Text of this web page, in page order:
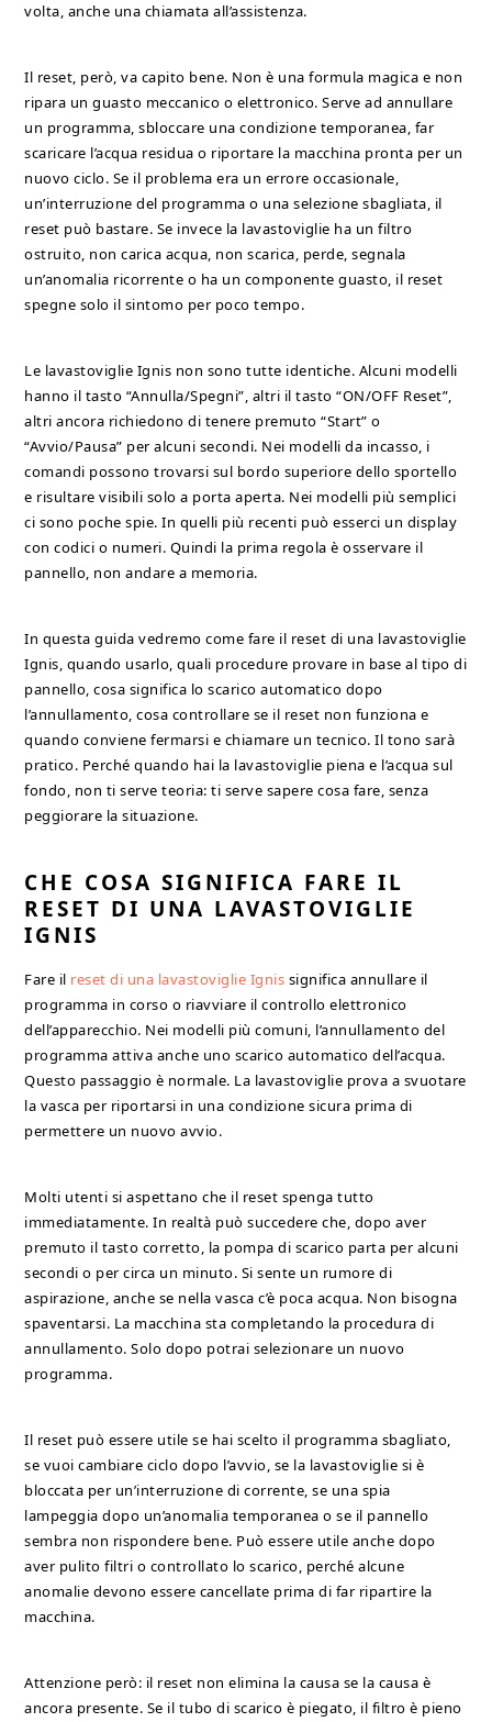
volta, anche una chiamata all’assistenza.
Il reset, però, va capito bene. Non è una formula magica e non
ripara un guasto meccanico o elettronico. Serve ad annullare
un programma, sbloccare una condizione temporanea, far
scaricare l’acqua residua o riportare la macchina pronta per un
nuovo ciclo. Se il problema era un errore occasionale,
un’interruzione del programma o una selezione sbagliata, il
reset può bastare. Se invece la lavastoviglie ha un filtro
ostruito, non carica acqua, non scarica, perde, segnala
un’anomalia ricorrente o ha un componente guasto, il reset
spegne solo il sintomo per poco tempo.
Le lavastoviglie Ignis non sono tutte identiche. Alcuni modelli
hanno il tasto “Annulla/Spegni”, altri il tasto “ON/OFF Reset”,
altri ancora richiedono di tenere premuto “Start” o
“Avvio/Pausa” per alcuni secondi. Nei modelli da incasso, i
comandi possono trovarsi sul bordo superiore dello sportello
e risultare visibili solo a porta aperta. Nei modelli più semplici
ci sono poche spie. In quelli più recenti può esserci un display
con codici o numeri. Quindi la prima regola è osservare il
pannello, non andare a memoria.
In questa guida vedremo come fare il reset di una lavastoviglie
Ignis, quando usarlo, quali procedure provare in base al tipo di
pannello, cosa significa lo scarico automatico dopo
l’annullamento, cosa controllare se il reset non funziona e
quando conviene fermarsi e chiamare un tecnico. Il tono sarà
pratico. Perché quando hai la lavastoviglie piena e l’acqua sul
fondo, non ti serve teoria: ti serve sapere cosa fare, senza
peggiorare la situazione.
CHE COSA SIGNIFICA FARE IL
RESET DI UNA LAVASTOVIGLIE
IGNIS
Fare il reset di una lavastoviglie Ignis significa annullare il
programma in corso o riavviare il controllo elettronico
dell’apparecchio. Nei modelli più comuni, l’annullamento del
programma attiva anche uno scarico automatico dell’acqua.
Questo passaggio è normale. La lavastoviglie prova a svuotare
la vasca per riportarsi in una condizione sicura prima di
permettere un nuovo avvio.
Molti utenti si aspettano che il reset spenga tutto
immediatamente. In realtà può succedere che, dopo aver
premuto il tasto corretto, la pompa di scarico parta per alcuni
secondi o per circa un minuto. Si sente un rumore di
aspirazione, anche se nella vasca c’è poca acqua. Non bisogna
spaventarsi. La macchina sta completando la procedura di
annullamento. Solo dopo potrai selezionare un nuovo
programma.
Il reset può essere utile se hai scelto il programma sbagliato,
se vuoi cambiare ciclo dopo l’avvio, se la lavastoviglie si è
bloccata per un’interruzione di corrente, se una spia
lampeggia dopo un’anomalia temporanea o se il pannello
sembra non rispondere bene. Può essere utile anche dopo
aver pulito filtri o controllato lo scarico, perché alcune
anomalie devono essere cancellate prima di far ripartire la
macchina.
Attenzione però: il reset non elimina la causa se la causa è
ancora presente. Se il tubo di scarico è piegato, il filtro è pieno